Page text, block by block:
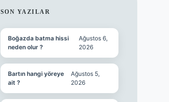
SIDEBAR
SON YAZILAR
Boğazda batma hissi
neden olur ?
Ağustos 6,
2026
Bartın hangi yöreye
ait ?
Ağustos 5,
2026